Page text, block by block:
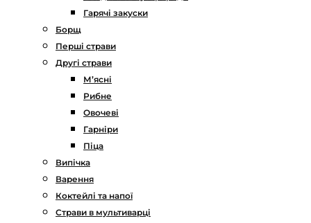
Гарячі закуски
Борщ
Перші страви
Другі страви
М’ясні
Рибне
Овочеві
Гарніри
Піца
Випічка
Варення
Коктейлі та напої
Страви в мультиварці